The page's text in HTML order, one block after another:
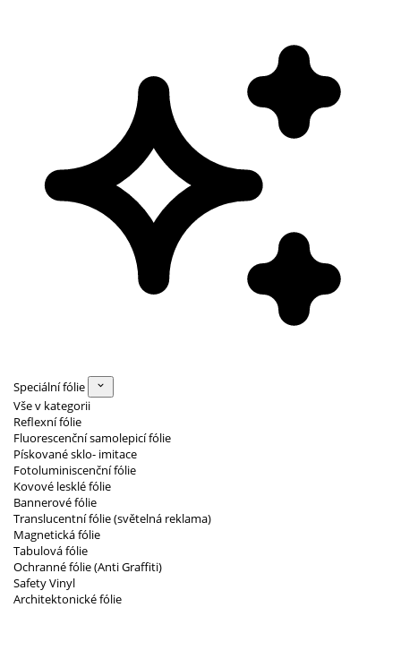
Speciální fólie
Vše v kategorii
Reflexní fólie
Fluorescenční samolepicí fólie
Pískované sklo- imitace
Fotoluminiscenční fólie
Kovové lesklé fólie
Bannerové fólie
Translucentní fólie (světelná reklama)
Magnetická fólie
Tabulová fólie
Ochranné fólie (Anti Graffiti)
Safety Vinyl
Architektonické fólie